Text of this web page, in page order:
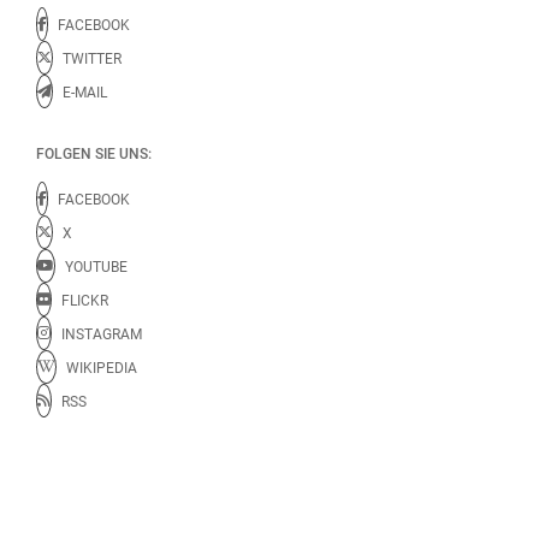
FACEBOOK
TWITTER
E-MAIL
FOLGEN SIE UNS:
FACEBOOK
X
YOUTUBE
FLICKR
INSTAGRAM
WIKIPEDIA
RSS